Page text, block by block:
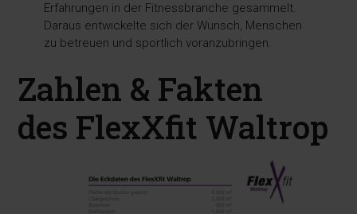
Erfahrungen in der Fitnessbranche gesammelt.
Daraus entwickelte sich der Wunsch, Menschen
zu betreuen und sportlich voranzubringen.
Zahlen & Fakten
des FlexXfit Waltrop